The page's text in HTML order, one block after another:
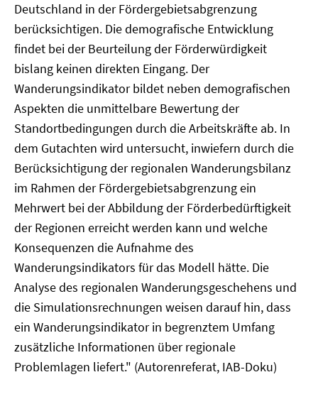
Deutschland in der Fördergebietsabgrenzung
berücksichtigen. Die demografische Entwicklung
findet bei der Beurteilung der Förderwürdigkeit
bislang keinen direkten Eingang. Der
Wanderungsindikator bildet neben demografischen
Aspekten die unmittelbare Bewertung der
Standortbedingungen durch die Arbeitskräfte ab. In
dem Gutachten wird untersucht, inwiefern durch die
Berücksichtigung der regionalen Wanderungsbilanz
im Rahmen der Fördergebietsabgrenzung ein
Mehrwert bei der Abbildung der Förderbedürftigkeit
der Regionen erreicht werden kann und welche
Konsequenzen die Aufnahme des
Wanderungsindikators für das Modell hätte. Die
Analyse des regionalen Wanderungsgeschehens und
die Simulationsrechnungen weisen darauf hin, dass
ein Wanderungsindikator in begrenztem Umfang
zusätzliche Informationen über regionale
Problemlagen liefert." (Autorenreferat, IAB-Doku)